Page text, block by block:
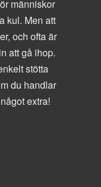
människor
kul. Men att
och ofta är
att gå ihop.
stötta
du handlar
extra!